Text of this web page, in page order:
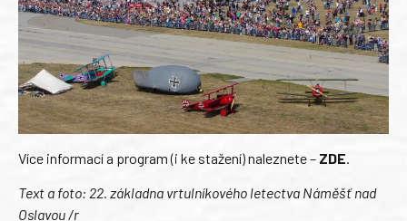
Více informací a program (i ke stažení) naleznete – ZDE
Text a foto: 22. základna vrtulníkového letectva Náměšť nad
Oslavou /r